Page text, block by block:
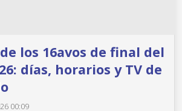
los 16avos de final del
días, horarios y TV de
00:09